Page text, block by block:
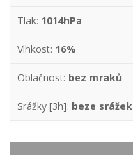
Tlak: 1014hPa
Vlhkost: 16%
Oblačnost: bez mraků
Srážky [3h]: beze srážek